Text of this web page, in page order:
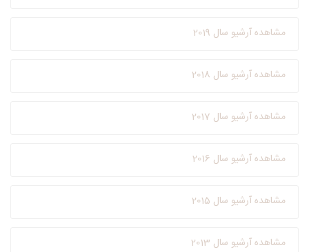
مشاهده آرشیو سال 2019
مشاهده آرشیو سال 2018
مشاهده آرشیو سال 2017
مشاهده آرشیو سال 2016
مشاهده آرشیو سال 2015
مشاهده آرشیو سال 2013